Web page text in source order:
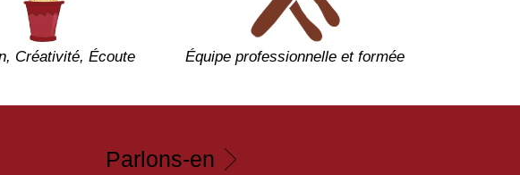
Créativité, Écoute Équipe professionnelle et formée
Parlons-en